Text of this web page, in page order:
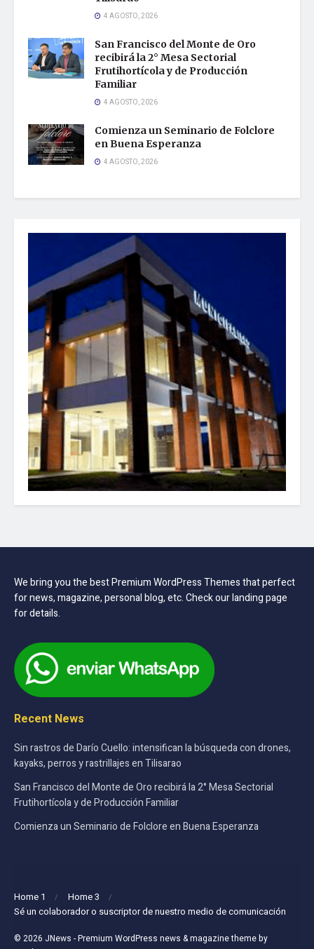
4 AGOSTO, 2026
San Francisco del Monte de Oro
recibirá la 2° Mesa Sectorial
Frutihortícola y de Producción
Familiar
4 AGOSTO, 2026
Comienza un Seminario de Folclore
en Buena Esperanza
4 AGOSTO, 2026
We bring you the best Premium WordPress Themes that perfect
for news, magazine, personal blog, etc. Check our landing page
for details.
Recent News
Sin rastros de Darío Cuello: intensifican la búsqueda con drones,
kayaks, perros y rastrillajes en Tilisarao
San Francisco del Monte de Oro recibirá la 2° Mesa Sectorial
Frutihortícola y de Producción Familiar
Comienza un Seminario de Folclore en Buena Esperanza
Home 1
Home 3
Sé un colaborador o suscriptor de nuestro medio de comunicación
© 2026 JNews - Premium WordPress news & magazine theme by